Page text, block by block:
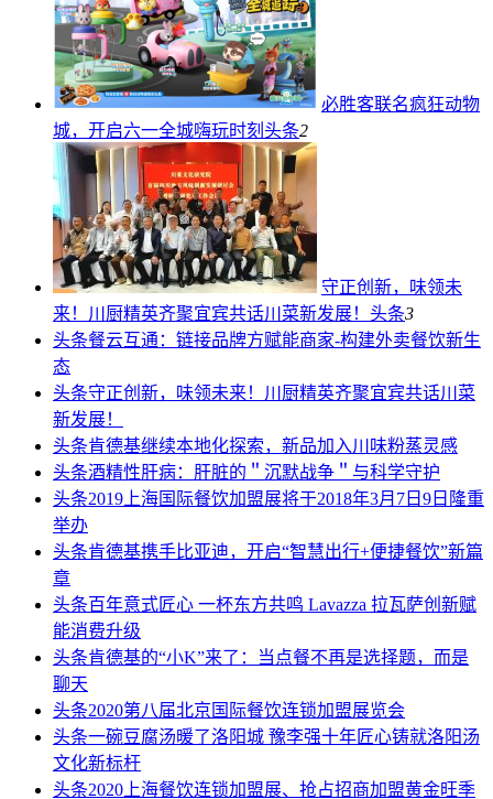
必胜客联名疯狂动物
城，开启六一全城嗨玩时刻 头条2
守正创新，味领未
来！川厨精英齐聚宜宾共话川菜新发展！ 头条3
头条餐云互通：链接品牌方赋能商家-构建外卖餐饮新生
态
头条守正创新，味领未来！川厨精英齐聚宜宾共话川菜
新发展！
头条肯德基继续本地化探索，新品加入川味粉蒸灵感
头条酒精性肝病：肝脏的＂沉默战争＂与科学守护
头条2019上海国际餐饮加盟展将于2018年3月7日9日隆重
举办
头条肯德基携手比亚迪，开启“智慧出行+便捷餐饮”新篇
章
头条百年意式匠心 一杯东方共鸣 Lavazza 拉瓦萨创新赋
能消费升级
头条肯德基的“小K”来了：当点餐不再是选择题，而是
聊天
头条2020第八届北京国际餐饮连锁加盟展览会
头条一碗豆腐汤暖了洛阳城 豫李强十年匠心铸就洛阳汤
文化新标杆
头条2020上海餐饮连锁加盟展、抢占招商加盟黄金旺季